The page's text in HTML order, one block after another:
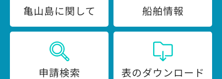
亀山島に関して 船舶情報
申請検索 表のダウンロード